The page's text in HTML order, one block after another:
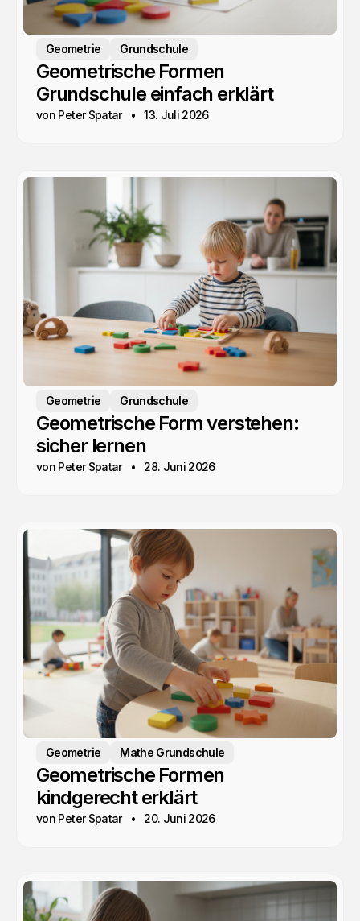
Geometrie Grundschule
Geometrische Formen
Grundschule einfach erklärt
von Peter Spatar 13. Juli 2026
Geometrie Grundschule
Geometrische Form verstehen:
sicher lernen
von Peter Spatar 28. Juni 2026
Geometrie Mathe Grundschule
Geometrische Formen
kindgerecht erklärt
von Peter Spatar 20. Juni 2026